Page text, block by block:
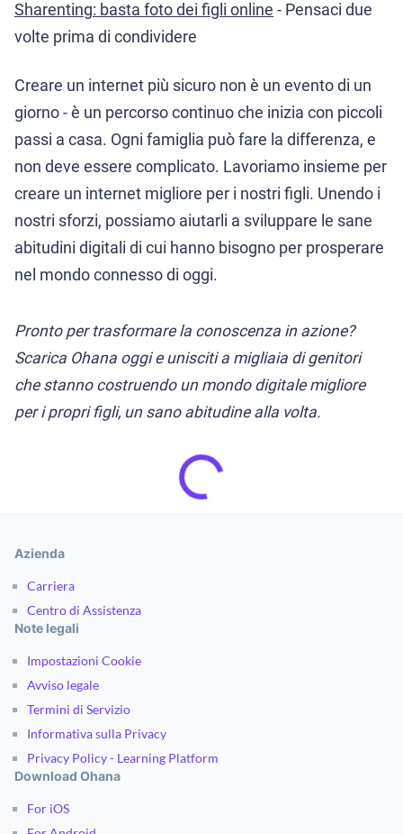
Sharenting: basta foto dei figli online - Pensaci due
volte prima di condividere
Creare un internet più sicuro non è un evento di un
giorno - è un percorso continuo che inizia con piccoli
passi a casa. Ogni famiglia può fare la differenza, e
non deve essere complicato. Lavoriamo insieme per
creare un internet migliore per i nostri figli. Unendo i
nostri sforzi, possiamo aiutarli a sviluppare le sane
abitudini digitali di cui hanno bisogno per prosperare
nel mondo connesso di oggi.
Pronto per trasformare la conoscenza in azione?
Scarica Ohana oggi e unisciti a migliaia di genitori
che stanno costruendo un mondo digitale migliore
per i propri figli, un sano abitudine alla volta.
Azienda
Carriera
Centro di Assistenza
Note legali
Impostazioni Cookie
Avviso legale
Termini di Servizio
Informativa sulla Privacy
Privacy Policy - Learning Platform
Download Ohana
For iOS